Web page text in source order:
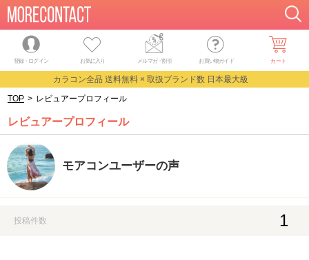
登録・ログイン お気に入り メルマガ・割引 お買い物ガイド カート
カラコン全品 送料無料 × 取扱ブランド数 日本最大級
TOP > レビュアープロフィール
レビュアープロフィール
モアコンユーザーの声
投稿件数 1